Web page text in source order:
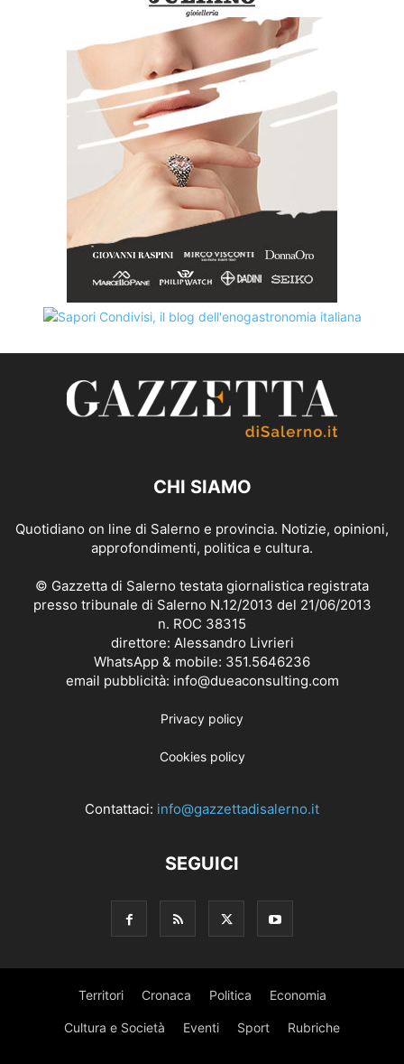
CHI SIAMO
Quotidiano on line di Salerno e provincia. Notizie, opinioni,
approfondimenti, politica e cultura.
© Gazzetta di Salerno testata giornalistica registrata
presso tribunale di Salerno N.12/2013 del 21/06/2013
n. ROC 38315
direttore: Alessandro Livrieri
WhatsApp & mobile: 351.5646236
email pubblicità: info@dueaconsulting.com
Privacy policy
Cookies policy
Contattaci: info@gazzettadisalerno.it
SEGUICI
Territori Cronaca Politica Economia
Cultura e Società Eventi Sport Rubriche